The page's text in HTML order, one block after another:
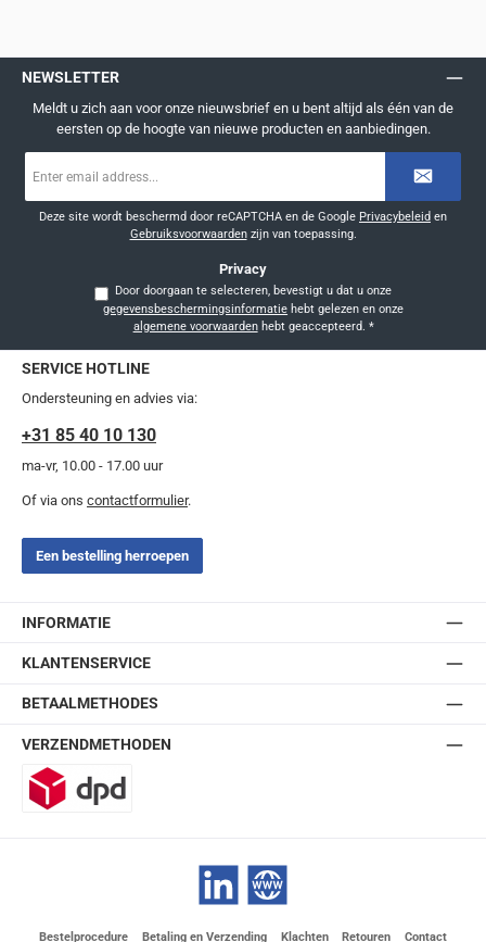
NEWSLETTER
Meldt u zich aan voor onze nieuwsbrief en u bent altijd als één van de
eersten op de hoogte van nieuwe producten en aanbiedingen.
mailadres
Deze site wordt beschermd door reCAPTCHA en de Google Privacybeleid en
Gebruiksvoorwaardenzijn van toepassing.
Privacy
Door doorgaan te selecteren, bevestigt u dat u onze
gegevensbeschermingsinformatie
algemene voorwaardenhebt geaccepteerd. *
SERVICE HOTLINE
Ondersteuning en advies via:
+31 85 40 10 130
ma-vr, 10.00 - 17.00 uur
Of via ons contactformulier.
Een bestelling herroepen
INFORMATIE
KLANTENSERVICE
BETAALMETHODES
VERZENDMETHODEN
LinkedIn Website
Bestelprocedure Betaling en Verzending Klachten Retouren Contact